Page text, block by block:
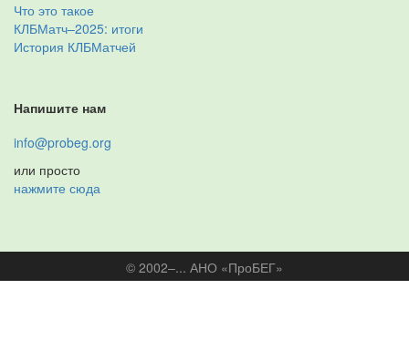
Что это такое
КЛБМатч–2025: итоги
История КЛБМатчей
Напишите нам
info@probeg.org
или просто
нажмите сюда
© 2002–... АНО «ПроБЕГ»